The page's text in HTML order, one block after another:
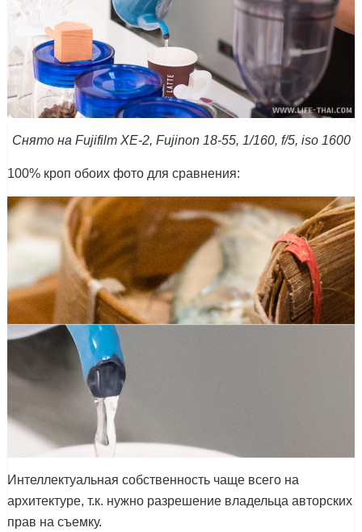
Снято на Fujifilm XE-2, Fujinon 18-55, 1/160, f/5, iso 1600
100% кроп обоих фото для сравнения:
Интеллектуальная собственность чаще всего на
архитектуре, т.к. нужно разрешение владельца авторских
прав на съемку.